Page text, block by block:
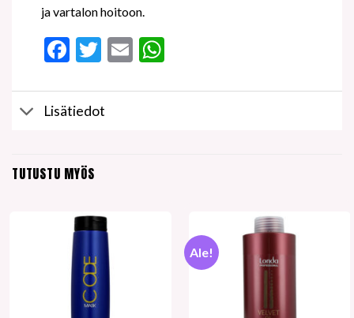
ja vartalon hoitoon.
Facebook
Twitter
EmailWhatsApp
Lisätiedot
TUTUSTU MYÖS
Ale!